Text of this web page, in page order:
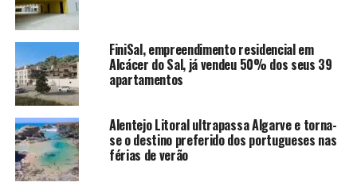
FiniSal, empreendimento residencial em
Alcácer do Sal, já vendeu 50% dos seus 39
apartamentos
Alentejo Litoral ultrapassa Algarve e torna-
se o destino preferido dos portugueses nas
férias de verão